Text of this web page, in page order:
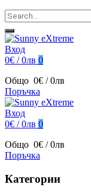
Вход
0€ / 0лв 0
Общо 0€ / 0лв
Поръчка
Вход
0€ / 0лв 0
Общо 0€ / 0лв
Поръчка
Категории